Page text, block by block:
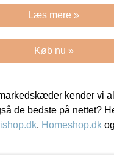
Læs mere »
Køb nu »
kender vi
de bedste på nettet?
, Homeshop.dk og